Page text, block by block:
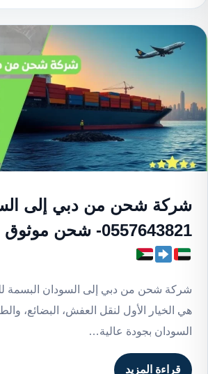
شركة شحن من دبي إلى
0557643821- شحن موثوق وآمن
شركة شحن من دبي إلى السودان البسمة
هي الخيار الأول لنقل العفش، البضائع،
السودان بجودة عالية…
قراءة المزيد